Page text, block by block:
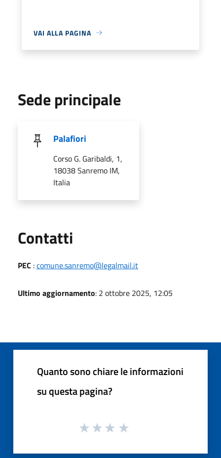
VAI ALLA PAGINA
Sede principale
Palafiori
Corso G. Garibaldi, 1,
18038 Sanremo IM,
Italia
Contatti
PEC :comune.sanremo@legalmail.it
Ultimo aggiornamento: 2 ottobre 2025, 12:05
Quanto sono chiare le informazioni
su questa pagina?